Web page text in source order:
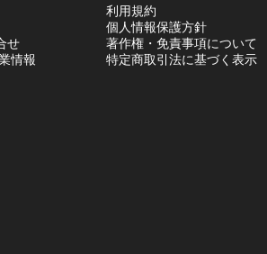
せ
情報
利用規約
個人情報保護方針
著作権・免責事項について
特定商取引法に基づく表示